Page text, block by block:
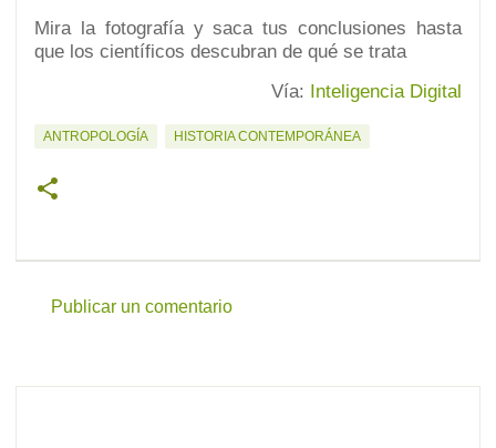
Mira la fotografía y saca tus conclusiones hasta
que los científicos descubran de qué se trata
Vía: Inteligencia Digital
ANTROPOLOGÍA HISTORIA CONTEMPORÁNEA
m
Publicar un comentario